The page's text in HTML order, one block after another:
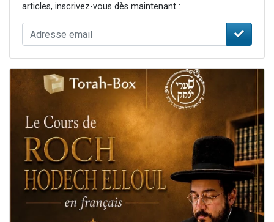
articles, inscrivez-vous dès maintenant :